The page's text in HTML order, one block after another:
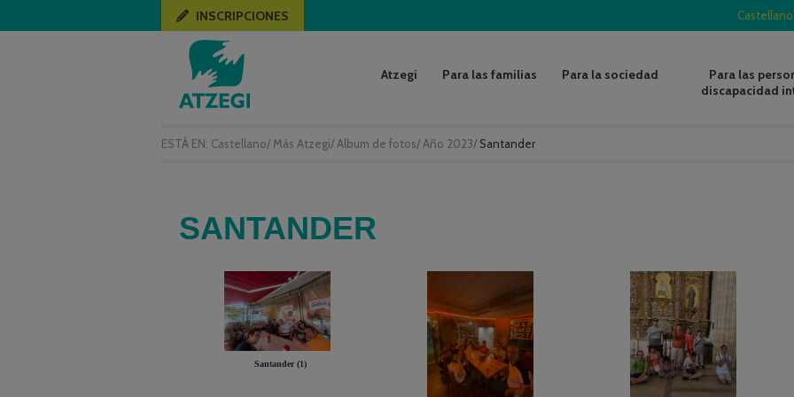
ESTÁ EN: Castellano/ Más Atzegi/ Album de fotos/ Año 2023/ Santander
Castellano
INSCRIPCIONES
Atzegi Para las familias Para la sociedad
Para las
discapacidad
SANTANDER
Santander (1)